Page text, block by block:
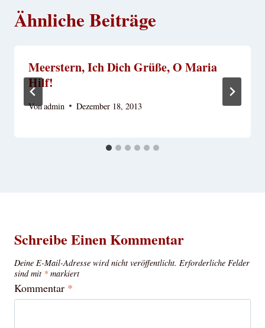
Ähnliche Beiträge
Meerstern, Ich Dich Grüße, O Maria
Hilf!
Vonadmin Dezember 18, 2013
Schreibe Einen Kommentar
Deine E-Mail-Adresse wird nicht veröffentlicht. Erforderliche Felder
sind mit * markiert
Kommentar *